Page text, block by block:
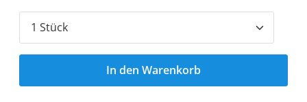
In den Warenkorb